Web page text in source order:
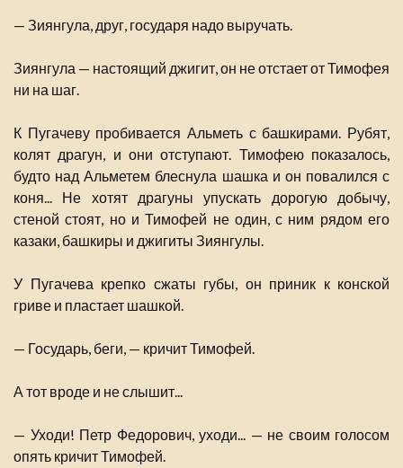
— Зиянгула, друг, государя надо выручать.
Зиянгула — настоящий джигит, он не отстает от Тимофея
ни на шаг.
К Пугачеву пробивается Альметь с башкирами. Рубят,
колят драгун, и они отступают. Тимофею показалось,
будто над Альметем блеснула шашка и он повалился с
коня... Не хотят драгуны упускать дорогую добычу,
стеной стоят, но и Тимофей не один, с ним рядом его
казаки, башкиры и джигиты Зиянгулы.
У Пугачева крепко сжаты губы, он приник к конской
гриве и пластает шашкой.
— Государь, беги, — кричит Тимофей.
А тот вроде и не слышит...
— Уходи! Петр Федорович, уходи... — не своим голосом
опять кричит Тимофей.